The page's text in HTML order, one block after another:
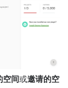
空间或邀请的空